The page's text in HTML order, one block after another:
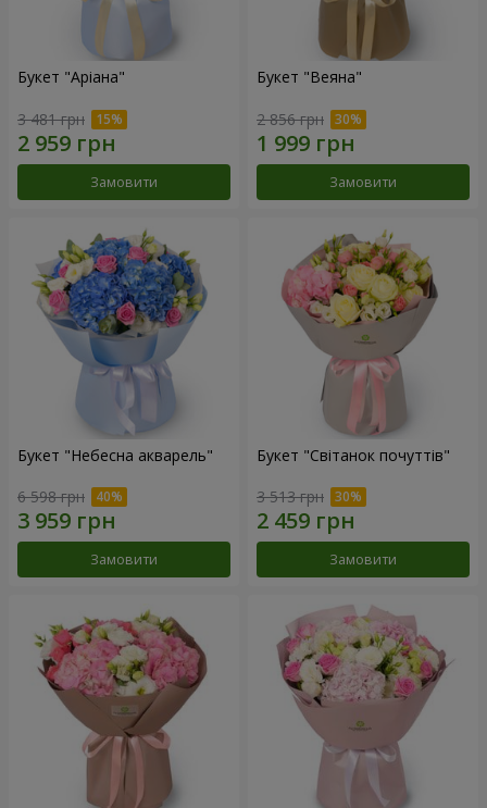
Букет "Аріана"
3 481 грн
Замовити
Букет "Веяна"
2 856 грн
Замовити
Букет "Небесна акварель"
6 598 грн
Замовити
Букет "Світанок почуттів"
3 513 грн
Замовити